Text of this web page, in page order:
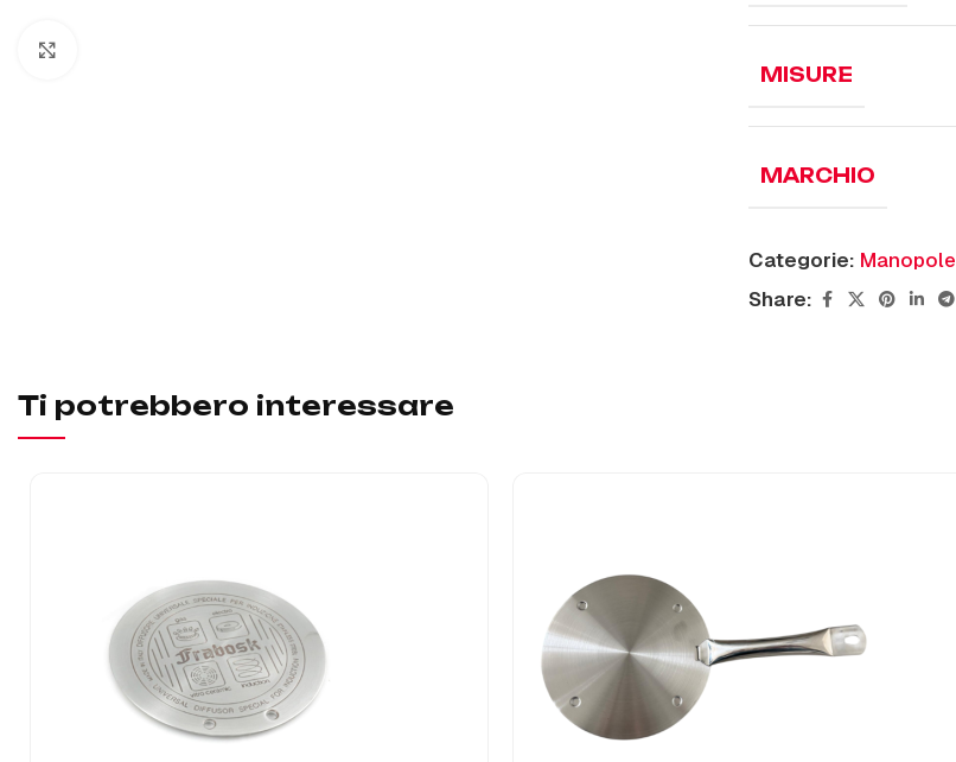
MISURE
MARCHIO
Categorie: Manopole
Share:
Ti potrebbero interessare